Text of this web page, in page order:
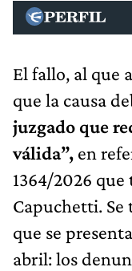
El fallo, al que
que la causa
juzgado que
válida”, en
1364/2026
Capuchetti.
que se
abril: los